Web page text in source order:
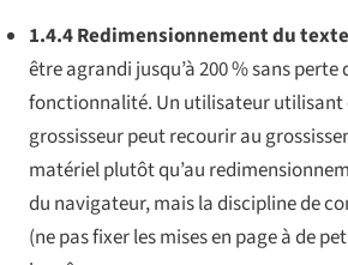
1.4.4 Redimensionnement du
être agrandi jusqu’à 200 % sans perte
fonctionnalité. Un utilisateur utilisant
grossisseur peut recourir au
matériel plutôt qu’au
du navigateur, mais la discipline de
(ne pas fixer les mises en page à de